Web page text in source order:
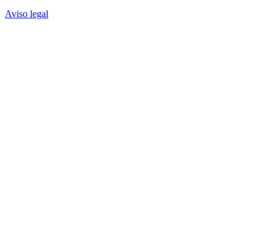
Aviso legal